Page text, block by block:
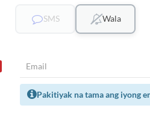
SMS Wala
Pakitiyak na tama ang iyong